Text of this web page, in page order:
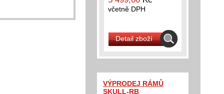
včetně DPH
Detail zboží
VÝPRODEJ RÁMŮ
SKULL-RB